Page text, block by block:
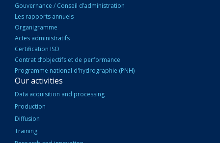
Gouvernance / Conseil d’administration
Les rapports annuels
Organigramme
Actes administratifs
Certification ISO
Contrat d’objectifs et de performance
Programme national d'hydrographie (PNH)
Our activities
Data acquisition and processing
Production
Diffusion
Training